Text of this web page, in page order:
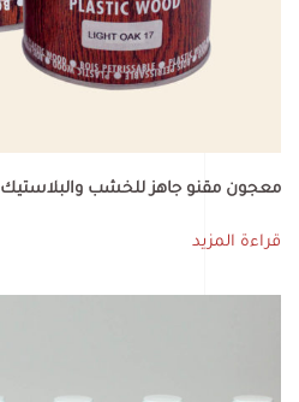
معجون مقنو جاهز للخشب والبلاستيك NARI
قراءة المزيد